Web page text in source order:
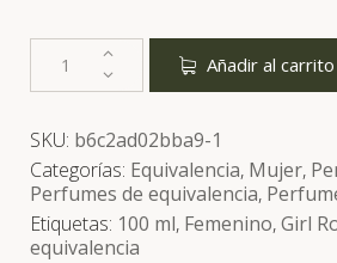
Añadir al carrito
SKU: b6c2ad02bba9-1
Categorías: Equivalencia, Mujer,
Perfumes de equivalencia,
Etiquetas: 100 ml, Femenino,Girl
equivalencia